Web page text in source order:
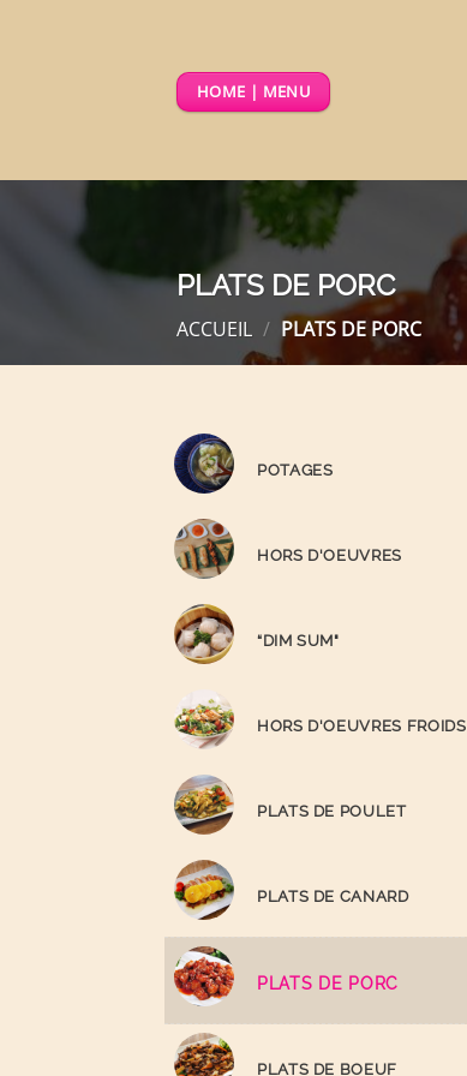
HOME | MENU
PLATS DE PORC
ACCUEIL / PLATS DE PORC
POTAGES
HORS D'OEUVRES
“DIM SUM"
HORS D'OEUVRES FROIDS
PLATS DE POULET
PLATS DE CANARD
PLATS DE PORC
PLATS DE BOEUF